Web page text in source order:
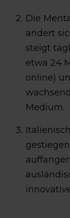
Die
ändert
steigt
etwa 24
online)
Medium.